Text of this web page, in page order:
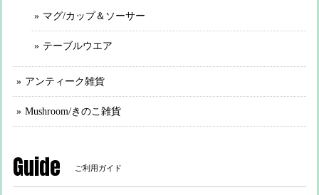
マグ/カップ＆ソーサー
テーブルウエア
アンティーク雑貨
Mushroom/きのこ雑貨
Guide ご利用ガイド